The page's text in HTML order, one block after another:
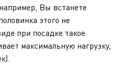
Вы встанете
этого не
при посадке такое
максимальную нагрузку,